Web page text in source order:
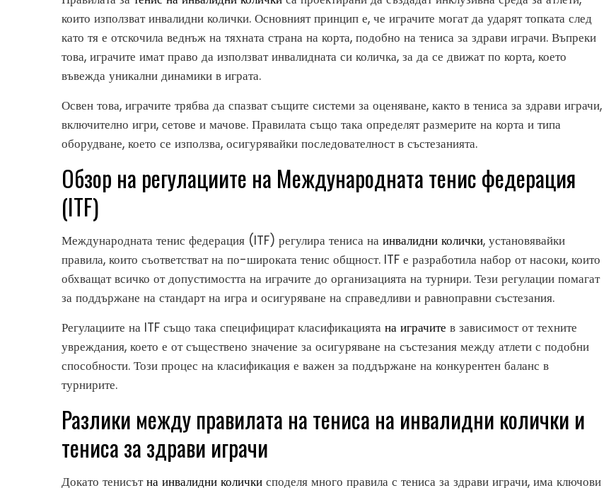
които използват инвалидни колички. Основният принцип е, че играчите могат да ударят топката след
като тя е отскочила веднъж на тяхната страна на корта, подобно на тениса за здрави играчи. Въпреки
това, играчите имат право да използват инвалидната си количка, за да се движат по корта, което
въвежда уникални динамики в играта.
Освен това, играчите трябва да спазват същите системи за оценяване, както в тениса за здрави играчи,
включително игри, сетове и мачове. Правилата също така определят размерите на корта и типа
оборудване, което се използва, осигурявайки последователност в състезанията.
Обзор на регулациите на Международната тенис федерация
(ITF)
Международната тенис федерация (ITF) регулира тениса на инвалидни колички, установявайки
правила, които съответстват на по-широката тенис общност. ITF е разработила набор от насоки, които
обхващат всичко от допустимостта на играчите до организацията на турнири. Тези регулации помагат
за поддържане на стандарт на игра и осигуряване на справедливи и равноправни състезания.
Регулациите на ITF също така специфицират класификацията на играчите в зависимост от техните
увреждания, което е от съществено значение за осигуряване на състезания между атлети с подобни
способности. Този процес на класификация е важен за поддържане на конкурентен баланс в
турнирите.
Разлики между правилата на тениса на инвалидни колички и
тениса за здрави играчи
Докато тенисътна инвалидни колички споделя много правила с тениса за здрави играчи, има ключови